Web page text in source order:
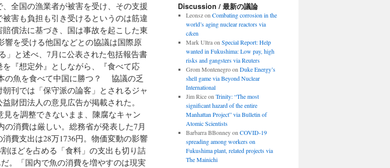
全国の漁業者が被害を受け、その支援
害も負担も引き受けるというのは筋違
償法に基づき、国は事故を起こした東
を受ける他国などとの協議は国際原
」と述べ、7月に公表された包括報告書
『想定外』としながら、『食べて応
の魚を食べて中国に勝つ？ 協議の乏
刊では「保守派の論客」とされるジャ
財団法人の意見広告が掲載された。
を調整できないまま、陳腐なキャン
消費は厳しい。総務省が発表した7月
費支出は28万1736円。物価変動の影響
ほどを占める「食料」の支出も切り詰
。「国内で魚の消費を増やすのは現実
Discussion / 最新の議論
Leonszon Combating corrosion in the
world’s aging nuclear reactors via
c&en
Mark Ultraon Special Report: Help
wanted in Fukushima: Low pay, high
risks and gangsters via Reuters
Grom Montenegroon Duke Energy’s
shell game via Beyond Nuclear
International
Jim Riceon Trinity: “The most
significant hazard of the entire
Manhattan Project” via Bulletin of
Atomic Scientists
Barbarra BBonneyon COVID-19
spreading among workers on
Fukushima plant, related projects via
The Mainichi